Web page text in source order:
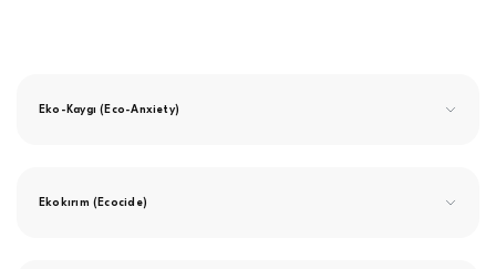
Eko-Kaygı (Eco-Anxiety)
Ekokırım (Ecocide)